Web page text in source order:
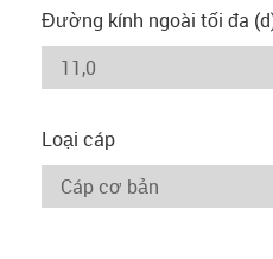
Đường kính ngoài tối đa
Loại cáp